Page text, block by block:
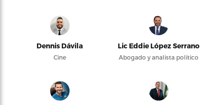
Dennis Dávila
Cine
Lic Eddie López Serrano
Abogado y analista político